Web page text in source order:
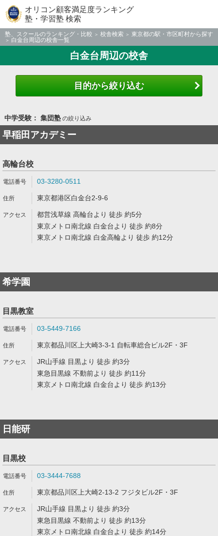
オリコン顧客満足度ランキング
塾・学習塾 検索
塾、スクールのランキング・比較 校舎検索
東京都の駅・市区町村から探す
白金台周辺の校舎一覧
白金台周辺の校舎
目的から絞り込む
中学受験： 集団塾の絞り込み
早稲田アカデミー
高輪台校
03-3280-0511
東京都港区白金台2-9-6
都営浅草線 高輪台より 徒歩 約5分
東京メトロ南北線 白金台より 徒歩 約8分
東京メトロ南北線 白金高輪より 徒歩 約12分
希学園
目黒教室
03-5449-7166
東京都品川区上大崎3-3-1 自転車総合ビル2F・3F
JR山手線 目黒より 徒歩 約3分
東急目黒線 不動前より 徒歩 約11分
東京メトロ南北線 白金台より 徒歩 約13分
日能研
目黒校
03-3444-7688
東京都品川区上大崎2-13-2 フジタビル2F・3F
JR山手線 目黒より 徒歩 約3分
東急目黒線 不動前より 徒歩 約13分
東京メトロ南北線 白金台より 徒歩 約14分